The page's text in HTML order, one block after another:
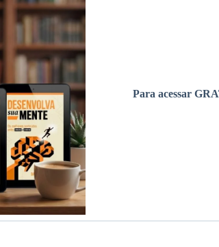
Para acessar